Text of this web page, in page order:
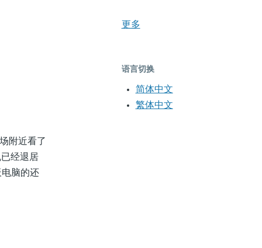
附近看了
经退居
脑的还
更多
语言切换
简体中文
繁体中文